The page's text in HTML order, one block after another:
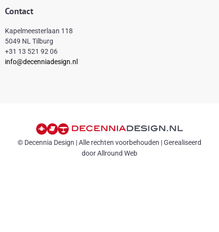
Contact
Kapelmeesterlaan 118
5049 NL Tilburg
+31 13 521 92 06
info@decenniadesign.nl
© Decennia Design | Alle rechten voorbehouden | Gerealiseerd
door Allround Web